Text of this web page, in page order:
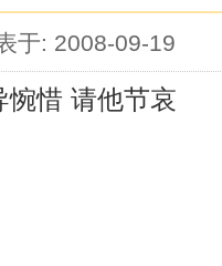
于: 2008-09-19
惋惜 请他节哀